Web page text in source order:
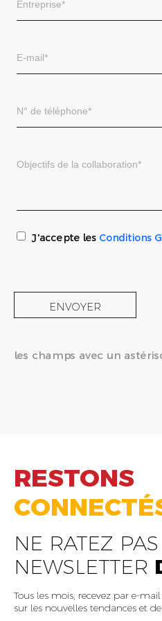
J'accepte les Conditions
ENVOYER
les champs avec un
RESTONS
NE RATEZ
NEWSLETTER
Tous les mois, recevez par e-
sur les nouvelles tendances et